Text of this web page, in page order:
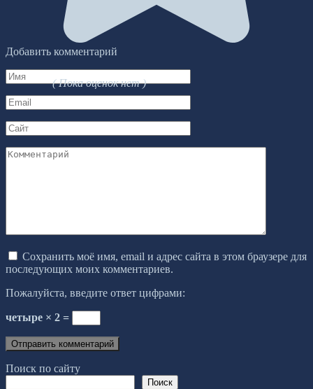
( Пока оценок нет )
Добавить комментарий
Имя
*
Email
*
Сайт
Комментарий
Сохранить моё имя, email и адрес сайта в этом браузере для
последующих моих комментариев.
Пожалуйста, введите ответ цифрами:
четыре × 2 =
Поиск по сайту
Поиск